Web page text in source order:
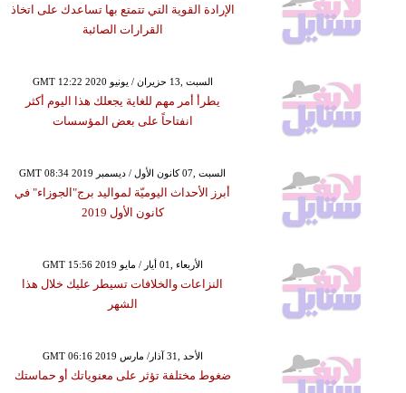
الإرادة القوية التي تتمتع بها تساعدك على اتخاذ
القرارات الصائبة
GMT 12:22 2020 السبت ,13 حزيران / يونيو
يطرأ أمر مهم للغاية يجعلك هذا اليوم أكثر
انفتاحاً على بعض المؤسسات
GMT 08:34 2019 السبت ,07 كانون الأول / ديسمبر
أبرز الأحداث اليوميّة لمواليد برج"الجوزاء" في
كانون الأول 2019
GMT 15:56 2019 الأربعاء ,01 أيار / مايو
النزاعات والخلافات تسيطر عليك خلال هذا
الشهر
GMT 06:16 2019 الأحد ,31 آذار/ مارس
ضغوط مختلفة تؤثر على معنوياتك أو حماستك